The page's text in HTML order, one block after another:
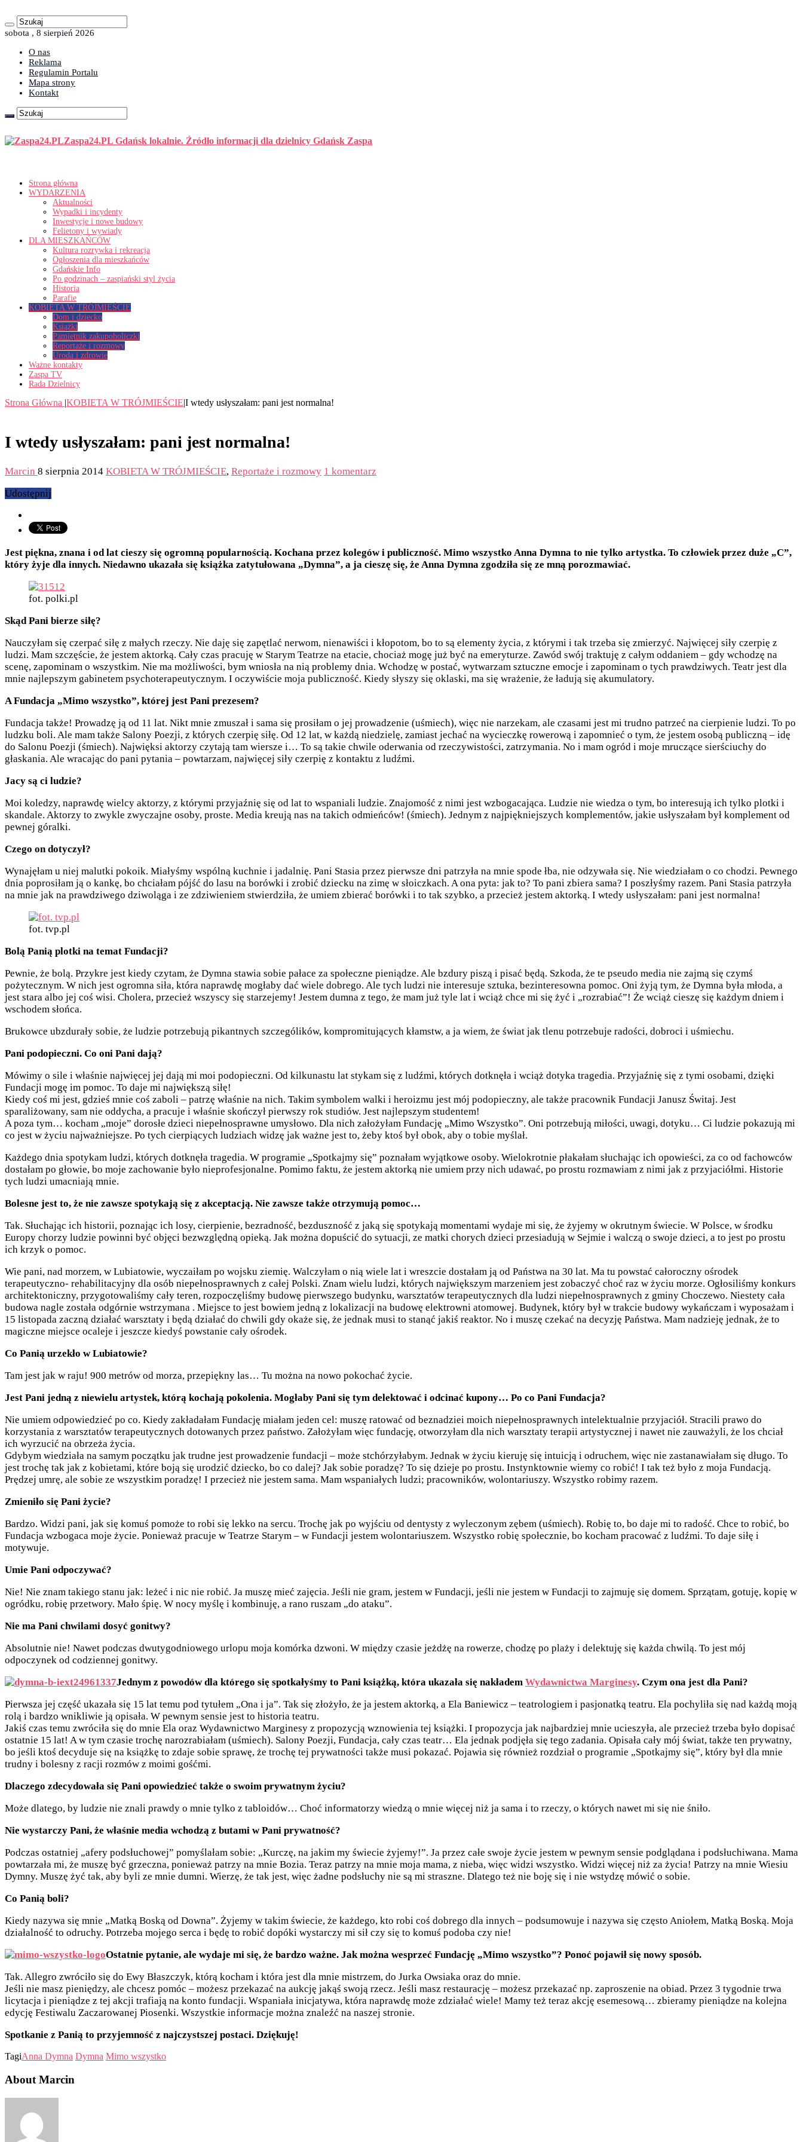
sobota , 8 sierpień 2026
O nas
Reklama
Regulamin Portalu
Mapa strony
Kontakt
Zaspa24.PL Gdańsk lokalnie. Źródło informacji dla dzielnicy Gdańsk Zaspa
Strona główna
WYDARZENIA
Aktualności
Wypadki i incydenty
Inwestycje i nowe budowy
Felietony i wywiady
DLA MIESZKAŃCÓW
Kultura rozrywka i rekreacja
Ogłoszenia dla mieszkańców
Gdańskie Info
Po godzinach – zaspiański styl życia
Historia
Parafie
KOBIETA W TRÓJMIEŚCIE
Dom i dziecko
Książki
Pamiętnik zakupoholiczki
Reportaże i rozmowy
Uroda i zdrowie
Ważne kontakty
Zaspa TV
Rada Dzielnicy
Strona Główna |KOBIETA W TRÓJMIEŚCIE|I wtedy usłyszałam: pani jest normalna!
I wtedy usłyszałam: pani jest normalna!
Marcin 8 sierpnia 2014 KOBIETA W TRÓJMIEŚCIE, Reportaże i rozmowy 1 komentarz
Udostępnij
Jest piękna, znana i od lat cieszy się ogromną popularnością. Kochana przez kolegów i publiczność. Mimo wszystko Anna Dymna to nie tylko artystka. To człowiek przez duże „C”,
który żyje dla innych. Niedawno ukazała się książka zatytułowana „Dymna”, a ja cieszę się, że Anna Dymna zgodziła się ze mną porozmawiać.
fot. polki.pl
Skąd Pani bierze siłę?
Nauczyłam się czerpać siłę z małych rzeczy. Nie daję się zapętlać nerwom, nienawiści i kłopotom, bo to są elementy życia, z którymi i tak trzeba się zmierzyć. Najwięcej siły czerpię z
ludzi. Mam szczęście, że jestem aktorką. Cały czas pracuję w Starym Teatrze na etacie, chociaż mogę już być na emeryturze. Zawód swój traktuję z całym oddaniem – gdy wchodzę na
scenę, zapominam o wszystkim. Nie ma możliwości, bym wniosła na nią problemy dnia. Wchodzę w postać, wytwarzam sztuczne emocje i zapominam o tych prawdziwych. Teatr jest dla
mnie najlepszym gabinetem psychoterapeutycznym. I oczywiście moja publiczność. Kiedy słyszy się oklaski, ma się wrażenie, że ładują się akumulatory.
A Fundacja „Mimo wszystko”, której jest Pani prezesem?
Fundacja także! Prowadzę ją od 11 lat. Nikt mnie zmuszał i sama się prosiłam o jej prowadzenie (uśmiech), więc nie narzekam, ale czasami jest mi trudno patrzeć na cierpienie ludzi. To po
ludzku boli. Ale mam także Salony Poezji, z których czerpię siłę. Od 12 lat, w każdą niedzielę, zamiast jechać na wycieczkę rowerową i zapomnieć o tym, że jestem osobą publiczną – idę
do Salonu Poezji (śmiech). Najwięksi aktorzy czytają tam wiersze i… To są takie chwile oderwania od rzeczywistości, zatrzymania. No i mam ogród i moje mruczące sierściuchy do
głaskania. Ale wracając do pani pytania – powtarzam, najwięcej siły czerpię z kontaktu z ludźmi.
Jacy są ci ludzie?
Moi koledzy, naprawdę wielcy aktorzy, z którymi przyjaźnię się od lat to wspaniali ludzie. Znajomość z nimi jest wzbogacająca. Ludzie nie wiedza o tym, bo interesują ich tylko plotki i
skandale. Aktorzy to zwykle zwyczajne osoby, proste. Media kreują nas na takich odmieńców! (śmiech). Jednym z najpiękniejszych komplementów, jakie usłyszałam był komplement od
pewnej góralki.
Czego on dotyczył?
Wynajęłam u niej malutki pokoik. Miałyśmy wspólną kuchnie i jadalnię. Pani Stasia przez pierwsze dni patrzyła na mnie spode łba, nie odzywała się. Nie wiedziałam o co chodzi. Pewnego
dnia poprosiłam ją o kankę, bo chciałam pójść do lasu na borówki i zrobić dziecku na zimę w słoiczkach. A ona pyta: jak to? To pani zbiera sama? I poszłyśmy razem. Pani Stasia patrzyła
na mnie jak na prawdziwego dziwoląga i ze zdziwieniem stwierdziła, że umiem zbierać borówki i to tak szybko, a przecież jestem aktorką. I wtedy usłyszałam: pani jest normalna!
fot. tvp.pl
Bolą Panią plotki na temat Fundacji?
Pewnie, że bolą. Przykre jest kiedy czytam, że Dymna stawia sobie pałace za społeczne pieniądze. Ale bzdury piszą i pisać będą. Szkoda, że te pseudo media nie zajmą się czymś
pożytecznym. W nich jest ogromna siła, która naprawdę mogłaby dać wiele dobrego. Ale tych ludzi nie interesuje sztuka, bezinteresowna pomoc. Oni żyją tym, że Dymna była młoda, a
jest stara albo jej coś wisi. Cholera, przecież wszyscy się starzejemy! Jestem dumna z tego, że mam już tyle lat i wciąż chce mi się żyć i „rozrabiać”! Że wciąż cieszę się każdym dniem i
wschodem słońca.
Brukowce ubzdurały sobie, że ludzie potrzebują pikantnych szczególików, kompromitujących kłamstw, a ja wiem, że świat jak tlenu potrzebuje radości, dobroci i uśmiechu.
Pani podopieczni. Co oni Pani dają?
Mówimy o sile i właśnie najwięcej jej dają mi moi podopieczni. Od kilkunastu lat stykam się z ludźmi, których dotknęła i wciąż dotyka tragedia. Przyjaźnię się z tymi osobami, dzięki
Fundacji mogę im pomoc. To daje mi największą siłę!
Kiedy coś mi jest, gdzieś mnie coś zaboli – patrzę właśnie na nich. Takim symbolem walki i heroizmu jest mój podopieczny, ale także pracownik Fundacji Janusz Świtaj. Jest
sparaliżowany, sam nie oddycha, a pracuje i właśnie skończył pierwszy rok studiów. Jest najlepszym studentem!
A poza tym… kocham „moje” dorosłe dzieci niepełnosprawne umysłowo. Dla nich założyłam Fundację „Mimo Wszystko”. Oni potrzebują miłości, uwagi, dotyku… Ci ludzie pokazują mi
co jest w życiu najważniejsze. Po tych cierpiących ludziach widzę jak ważne jest to, żeby ktoś był obok, aby o tobie myślał.
Każdego dnia spotykam ludzi, których dotknęła tragedia. W programie „Spotkajmy się” poznałam wyjątkowe osoby. Wielokrotnie płakałam słuchając ich opowieści, za co od fachowców
dostałam po głowie, bo moje zachowanie było nieprofesjonalne. Pomimo faktu, że jestem aktorką nie umiem przy nich udawać, po prostu rozmawiam z nimi jak z przyjaciółmi. Historie
tych ludzi umacniają mnie.
Bolesne jest to, że nie zawsze spotykają się z akceptacją. Nie zawsze także otrzymują pomoc…
Tak. Słuchając ich historii, poznając ich losy, cierpienie, bezradność, bezduszność z jaką się spotykają momentami wydaje mi się, że żyjemy w okrutnym świecie. W Polsce, w środku
Europy chorzy ludzie powinni być objęci bezwzględną opieką. Jak można dopuścić do sytuacji, ze matki chorych dzieci przesiadują w Sejmie i walczą o swoje dzieci, a to jest po prostu
ich krzyk o pomoc.
Wie pani, nad morzem, w Lubiatowie, wyczaiłam po wojsku ziemię. Walczyłam o nią wiele lat i wreszcie dostałam ją od Państwa na 30 lat. Ma tu powstać całoroczny ośrodek
terapeutyczno- rehabilitacyjny dla osób niepełnosprawnych z całej Polski. Znam wielu ludzi, których największym marzeniem jest zobaczyć choć raz w życiu morze. Ogłosiliśmy konkurs
architektoniczny, przygotowaliśmy cały teren, rozpoczęliśmy budowę pierwszego budynku, warsztatów terapeutycznych dla ludzi niepełnosprawnych z gminy Choczewo. Niestety cała
budowa nagle została odgórnie wstrzymana . Miejsce to jest bowiem jedną z lokalizacji na budowę elektrowni atomowej. Budynek, który był w trakcie budowy wykańczam i wyposażam i
15 listopada zaczną działać warsztaty i będą działać do chwili gdy okaże się, że jednak musi to stanąć jakiś reaktor. No i muszę czekać na decyzję Państwa. Mam nadzieję jednak, że to
magiczne miejsce ocaleje i jeszcze kiedyś powstanie cały ośrodek.
Co Panią urzekło w Lubiatowie?
Tam jest jak w raju! 900 metrów od morza, przepiękny las… Tu można na nowo pokochać życie.
Jest Pani jedną z niewielu artystek, którą kochają pokolenia. Mogłaby Pani się tym delektować i odcinać kupony… Po co Pani Fundacja?
Nie umiem odpowiedzieć po co. Kiedy zakładałam Fundację miałam jeden cel: muszę ratować od beznadziei moich niepełnosprawnych intelektualnie przyjaciół. Stracili prawo do
korzystania z warsztatów terapeutycznych dotowanych przez państwo. Założyłam więc fundację, otworzyłam dla nich warsztaty terapii artystycznej i nawet nie zauważyli, że los chciał
ich wyrzucić na obrzeża życia.
Gdybym wiedziała na samym początku jak trudne jest prowadzenie fundacji – może stchórzyłabym. Jednak w życiu kieruję się intuicją i odruchem, więc nie zastanawiałam się długo. To
jest trochę tak jak z kobietami, które boją się urodzić dziecko, bo co dalej? Jak sobie poradzę? To się dzieje po prostu. Instynktownie wiemy co robić! I tak też było z moja Fundacją.
Prędzej umrę, ale sobie ze wszystkim poradzę! I przecież nie jestem sama. Mam wspaniałych ludzi; pracowników, wolontariuszy. Wszystko robimy razem.
Zmieniło się Pani życie?
Bardzo. Widzi pani, jak się komuś pomoże to robi się lekko na sercu. Trochę jak po wyjściu od dentysty z wyleczonym zębem (uśmiech). Robię to, bo daje mi to radość. Chce to robić, bo
Fundacja wzbogaca moje życie. Ponieważ pracuje w Teatrze Starym – w Fundacji jestem wolontariuszem. Wszystko robię społecznie, bo kocham pracować z ludźmi. To daje siłę i
motywuje.
Umie Pani odpoczywać?
Nie! Nie znam takiego stanu jak: leżeć i nic nie robić. Ja muszę mieć zajęcia. Jeśli nie gram, jestem w Fundacji, jeśli nie jestem w Fundacji to zajmuję się domem. Sprzątam, gotuję, kopię w
ogródku, robię przetwory. Mało śpię. W nocy myślę i kombinuję, a rano ruszam „do ataku”.
Nie ma Pani chwilami dosyć gonitwy?
Absolutnie nie! Nawet podczas dwutygodniowego urlopu moja komórka dzwoni. W między czasie jeżdżę na rowerze, chodzę po plaży i delektuję się każda chwilą. To jest mój
odpoczynek od codziennej gonitwy.
Jednym z powodów dla którego się spotkałyśmy to Pani książką, która ukazała się nakładem Wydawnictwa Marginesy. Czym ona jest dla Pani?
Pierwsza jej część ukazała się 15 lat temu pod tytułem „Ona i ja”. Tak się złożyło, że ja jestem aktorką, a Ela Baniewicz – teatrologiem i pasjonatką teatru. Ela pochyliła się nad każdą moją
rolą i bardzo wnikliwie ją opisała. W pewnym sensie jest to historia teatru.
Jakiś czas temu zwróciła się do mnie Ela oraz Wydawnictwo Marginesy z propozycją wznowienia tej książki. I propozycja jak najbardziej mnie ucieszyła, ale przecież trzeba było dopisać
ostatnie 15 lat! A w tym czasie trochę narozrabiałam (uśmiech). Salony Poezji, Fundacja, cały czas teatr… Ela jednak podjęła się tego zadania. Opisała cały mój świat, także ten prywatny,
bo jeśli ktoś decyduje się na książkę to zdaje sobie sprawę, że trochę tej prywatności także musi pokazać. Pojawia się również rozdział o programie „Spotkajmy się”, który był dla mnie
trudny i bolesny z racji rozmów z moimi gośćmi.
Dlaczego zdecydowała się Pani opowiedzieć także o swoim prywatnym życiu?
Może dlatego, by ludzie nie znali prawdy o mnie tylko z tabloidów… Choć informatorzy wiedzą o mnie więcej niż ja sama i to rzeczy, o których nawet mi się nie śniło.
Nie wystarczy Pani, że właśnie media wchodzą z butami w Pani prywatność?
Podczas ostatniej „afery podsłuchowej” pomyślałam sobie: „Kurczę, na jakim my świecie żyjemy!”. Ja przez całe swoje życie jestem w pewnym sensie podglądana i podsłuchiwana. Mama
powtarzała mi, że muszę być grzeczna, ponieważ patrzy na mnie Bozia. Teraz patrzy na mnie moja mama, z nieba, więc widzi wszystko. Widzi więcej niż za życia! Patrzy na mnie Wiesiu
Dymny. Muszę żyć tak, aby byli ze mnie dumni. Wierzę, że tak jest, więc żadne podsłuchy nie są mi straszne. Dlatego też nie boję się i nie wstydzę mówić o sobie.
Co Panią boli?
Kiedy nazywa się mnie „Matką Boską od Downa”. Żyjemy w takim świecie, że każdego, kto robi coś dobrego dla innych – podsumowuje i nazywa się często Aniołem, Matką Boską. Moja
działalność to odruchy. Potrzeba mojego serca i będę to robić dopóki wystarczy mi sił czy się to komuś podoba czy nie!
Ostatnie pytanie, ale wydaje mi się, że bardzo ważne. Jak można wesprzeć Fundację „Mimo wszystko”? Ponoć pojawił się nowy sposób.
Tak. Allegro zwróciło się do Ewy Błaszczyk, którą kocham i która jest dla mnie mistrzem, do Jurka Owsiaka oraz do mnie.
Jeśli nie masz pieniędzy, ale chcesz pomóc – możesz przekazać na aukcję jakąś swoją rzecz. Jeśli masz restaurację – możesz przekazać np. zaproszenie na obiad. Przez 3 tygodnie trwa
licytacja i pieniądze z tej akcji trafiają na konto fundacji. Wspaniała inicjatywa, która naprawdę może zdziałać wiele! Mamy też teraz akcję esemesową… zbieramy pieniądze na kolejna
edycję Festiwalu Zaczarowanej Piosenki. Wszystkie informacje można znaleźć na naszej stronie.
Spotkanie z Panią to przyjemność z najczystszej postaci. Dziękuję!
TagiAnna Dymna Dymna Mimo wszystko
About Marcin